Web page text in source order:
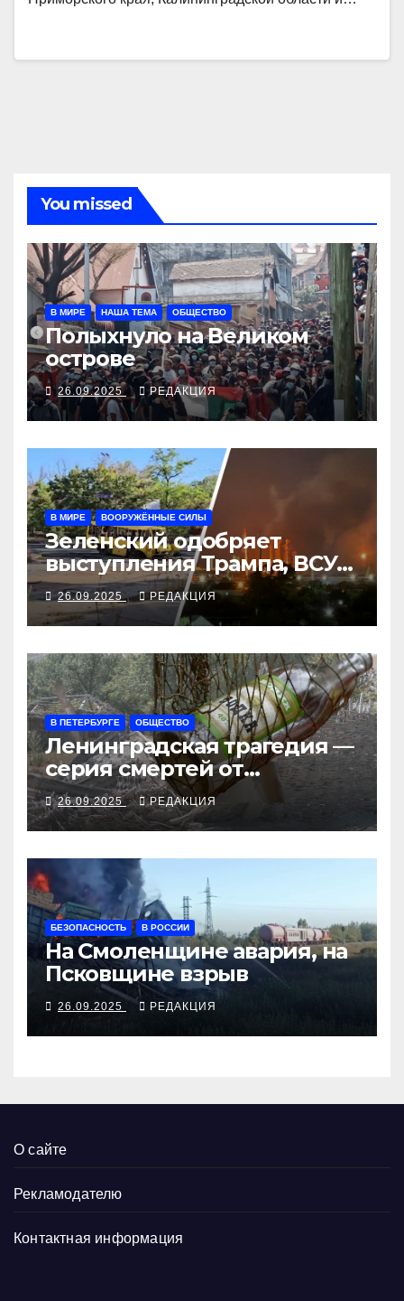
You missed
В МИРЕ НАША ТЕМА ОБЩЕСТВО
Полыхнуло на Великом
острове
26.09.2025 РЕДАКЦИЯ
В МИРЕ ВООРУЖЁННЫЕ СИЛЫ
Зеленский одобряет
выступления Трампа, ВСУ
закрыли Добропольский
рубеж
26.09.2025 РЕДАКЦИЯ
В ПЕТЕРБУРГЕ ОБЩЕСТВО
Ленинградская трагедия —
серия смертей от
алкосуррогата
26.09.2025 РЕДАКЦИЯ
БЕЗОПАСНОСТЬ В РОССИИ
На Смоленщине авария, на
Псковщине взрыв
26.09.2025 РЕДАКЦИЯ
О сайте
Рекламодателю
Контактная информация